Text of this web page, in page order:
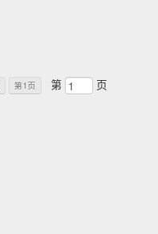
第1页 第 页